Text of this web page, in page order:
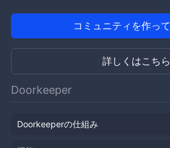
コミュニティを作っ
詳しくはこちら
Doorkeeper
Doorkeeperの仕組み